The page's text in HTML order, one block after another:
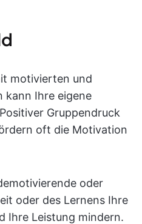
motivierten und
kann Ihre eigene
Gruppendruck
oft die Motivation
oder
oder des Lernens Ihre
Ihre Leistung mindern.